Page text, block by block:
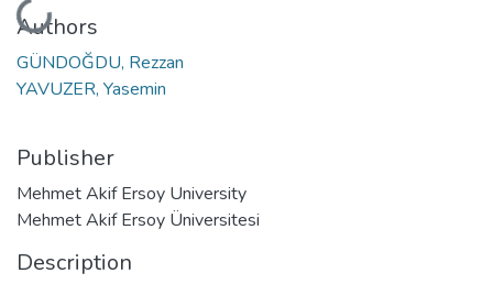
Loading...
Authors
GÜNDOĞDU, Rezzan
YAVUZER, Yasemin
Publisher
Mehmet Akif Ersoy University
Mehmet Akif Ersoy Üniversitesi
Description